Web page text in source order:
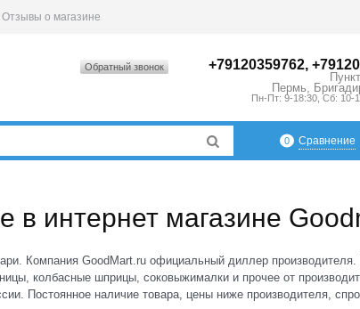
Отзывы о магазине
+79120359762,
Пермь
Пн-Пт: 9-18:30, Сб: 10-
Обратный звонок
0 Сравнение
в интернет магазине
Компания GoodMart.ru официальный диллер
колбасные шприцы, соковыжималки и прочее от
Постоянное наличие товара, цены ниже производителя,